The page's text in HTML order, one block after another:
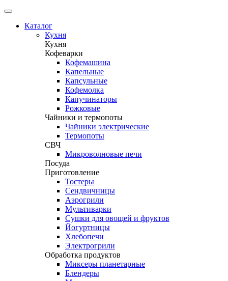
Каталог
Кухня
Кухня
Кофеварки
Кофемашина
Капельные
Капсульные
Кофемолка
Капучинаторы
Рожковые
Чайники и термопоты
Чайники электрические
Термопоты
СВЧ
Микроволновые печи
Посуда
Приготовление
Тостеры
Сендвичницы
Аэрогрили
Мультиварки
Сушки для овощей и фруктов
Йогуртницы
Хлебопечи
Электрогрили
Обработка продуктов
Миксеры планетарные
Блендеры